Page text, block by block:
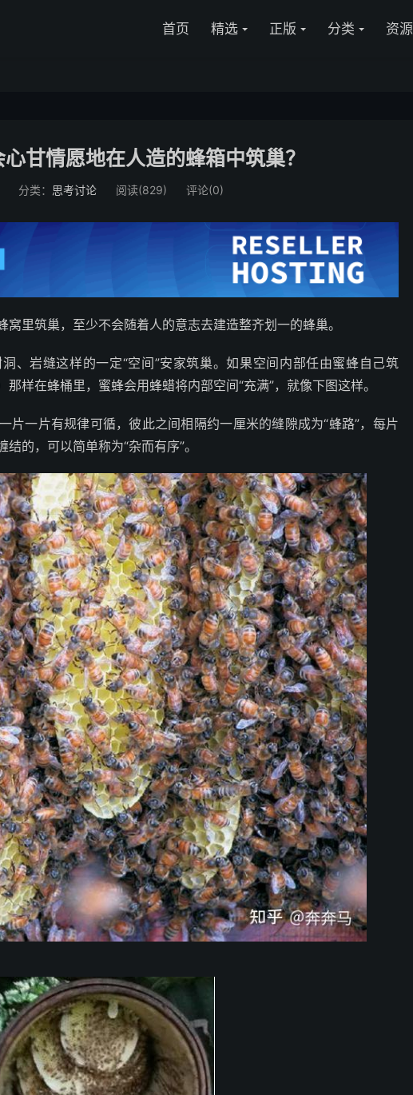
首页 精选 正版 分类 资源
甘情愿地在人造的蜂箱中筑巢？
分类： 思考讨论 阅读(829) 评论(0)
里筑巢，至少不会随着人的意志去建造整齐划一的蜂巢。
、岩缝这样的一定“空间”安家筑巢。如果空间内部任由蜜蜂自己筑
样在蜂桶里，蜜蜂会用蜂蜡将内部空间“充满”，就像下图这样。
片一片有规律可循，彼此之间相隔约一厘米的缝隙成为“蜂路”，每片
的，可以简单称为“杂而有序”。